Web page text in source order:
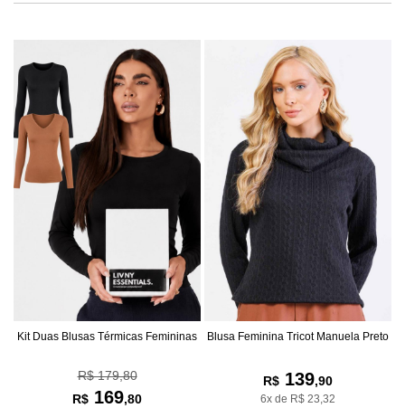
Kit Duas Blusas Térmicas Femininas
R$ 179,80
R$ 169,80
Blusa Feminina Tricot Manuela Preto
R$ 139,90
6x de R$ 23,32